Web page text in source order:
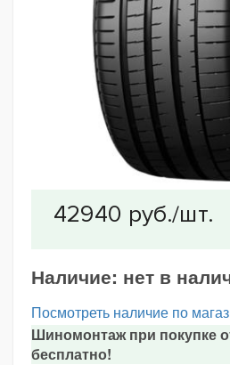
Наличие: нет в
Посмотреть наличие по
Шиномонтаж при покупке
бесплатно!